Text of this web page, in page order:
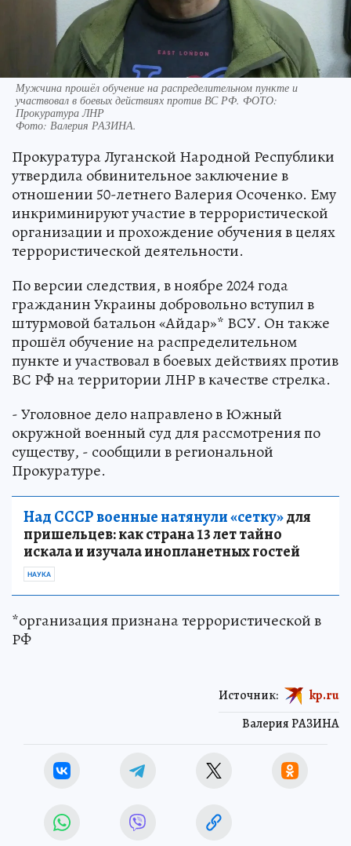
Мужчина прошёл обучение на распределительном пункте и
участвовал в боевых действиях против ВС РФ. ФОТО:
Прокуратура ЛНР
Прокуратура Луганской Народной Республики
утвердила обвинительное заключение в
отношении 50-летнего Валерия Осоченко. Ему
инкриминируют участие в террористической
организации и прохождение обучения в целях
террористической деятельности.
По версии следствия, в ноябре 2024 года
гражданин Украины добровольно вступил в
штурмовой батальон «Айдар»* ВСУ. Он также
прошёл обучение на распределительном
пункте и участвовал в боевых действиях против
ВС РФ на территории ЛНР в качестве стрелка.
- Уголовное дело направлено в Южный
окружной военный суд для рассмотрения по
существу, - сообщили в региональной
Прокуратуре.
Над СССР военные натянули «сетку» для
пришельцев: как страна 13 лет тайно
искала и изучала инопланетных гостей
*организация признана террористической в